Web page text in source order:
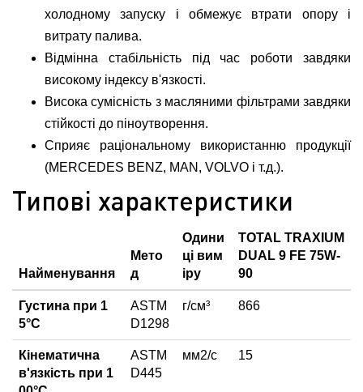
холодному запуску і обмежує втрати опору і
витрату палива.
Відмінна стабільність під час роботи завдяки
високому індексу в'язкості.
Висока сумісність з масляними фільтрами завдяки
стійкості до піноутворення.
Сприяє раціональному використанню продукції
(MERCEDES BENZ, MAN, VOLVO і т.д.).
Типові характеристики
Найменування
Мето
д
Одини
ці вим
іру
TOTAL TRAXIUM
DUAL 9 FE 75W-
90
Густина при 1
5°С
ASTM
D1298
г/см³ 866
Кінематична
в'язкість при 1
ASTM
D445
мм2/с 15